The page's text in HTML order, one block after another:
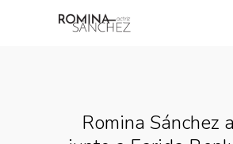
Romina Sánchez